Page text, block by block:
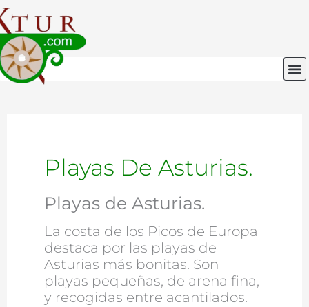
Ir
al
contenido
Playas De Asturias.
Playas de Asturias.
La costa de los Picos de Europa
destaca por las playas de
Asturias más bonitas. Son
playas pequeñas, de arena fina,
y recogidas entre acantilados.